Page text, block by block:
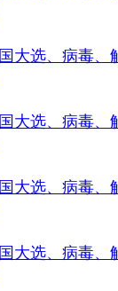
大选、病毒、
大选、病毒、
大选、病毒、
大选、病毒、